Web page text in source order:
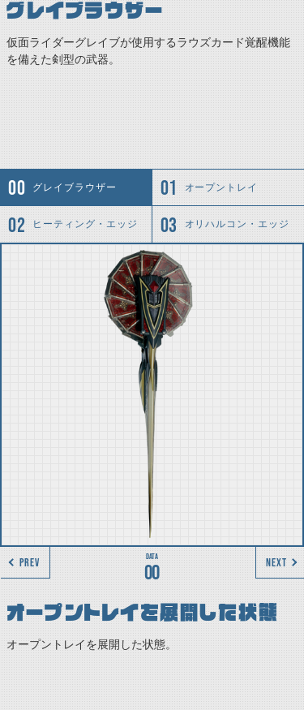
グレイブラウザー
仮面ライダーグレイブが使用するラウズカード覚醒機能
を備えた剣型の武器。
グレイブラウザー オープントレイ
ヒーティング・エッジ オリハルコン・エッジ
00
PREV NEXT
オープントレイを展開した状態
オープントレイを展開した状態。